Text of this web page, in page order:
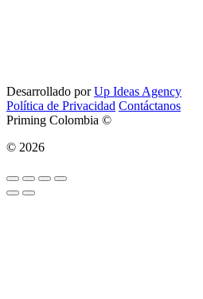
Desarrollado porUp Ideas Agency
Política de Privacidad Contáctanos
Priming Colombia ©
© 2026